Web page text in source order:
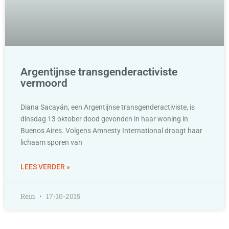
Argentijnse transgenderactiviste
vermoord
Diana Sacayán, een Argentijnse transgenderactiviste, is
dinsdag 13 oktober dood gevonden in haar woning in
Buenos Aires. Volgens Amnesty International draagt haar
lichaam sporen van
LEES VERDER »
Rein 17-10-2015